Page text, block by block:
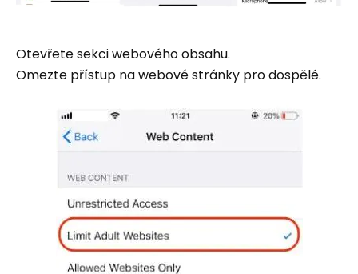
Otevřete sekci webového obsahu.
Omezte přístup na webové stránky pro dospělé.